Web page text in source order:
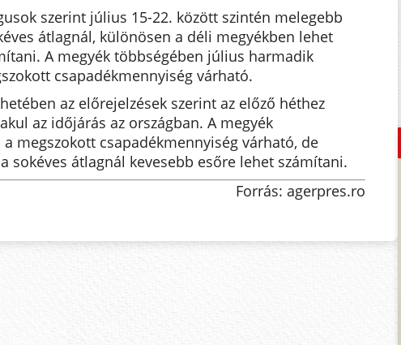
szerint július 15-22. között szintén melegebb
átlagnál, különösen a déli megyékben lehet
A megyék többségében július harmadik
csapadékmennyiség várható.
az előrejelzések szerint az előző héthez
az időjárás az országban. A megyék
megszokott csapadékmennyiség várható, de
sokéves átlagnál kevesebb esőre lehet számítani.
Forrás: agerpres.ro